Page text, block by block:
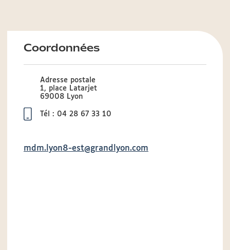
Coordonnées
Adresse postale
1, place Latarjet
69008 Lyon
Tél : 04 28 67 33 10
mdm.lyon8-est@grandlyon.com